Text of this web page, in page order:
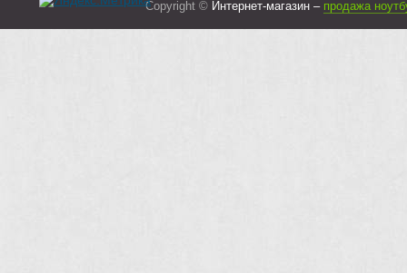
Copyright © Интернет-магазин – продажа